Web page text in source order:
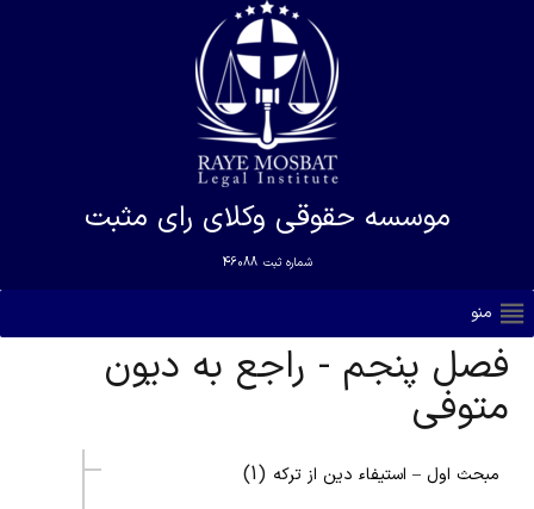
موسسه حقوقی وکلای رای مثبت
شماره ثبت 46088
منو
فصل پنجم - راجع به دیون
متوفی
مبحث اول – استیفاء دین از ترکه (1)